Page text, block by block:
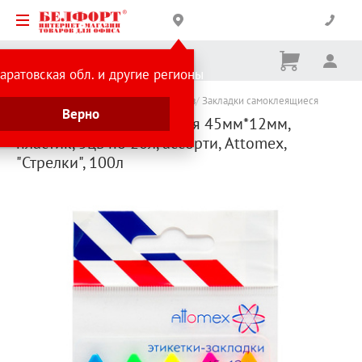
обл. и другие регионы
Верно
Корзина
Ничего
Каталог товаров Товары для студентов Закладки самоклеящиеся
Закладки самоклеящиеся 45мм*12мм,
пластик, 5цв по 20л, ассорти, Attomex,
"Стрелки", 100л